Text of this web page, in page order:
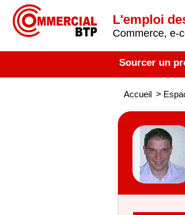
L'emploi
Commerce, e-
Sourcer un
Accueil >